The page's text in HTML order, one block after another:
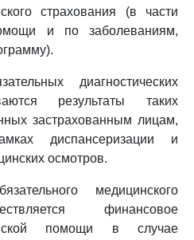
страхования (в части
и по заболеваниям,
диагностических
результаты таких
застрахованным лицам,
диспансеризации и
осмотров.
медицинского
финансовое
помощи в случае